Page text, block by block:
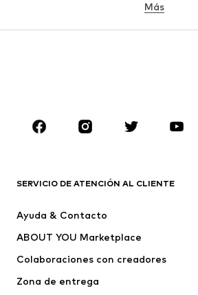
Ropa
Faldas
Blusas y
Zapatos
Deporte
Vestidos
Camisetas y tops
Chaquetas
Jerséis y
Ropa interior
Más
SERVICIO DE ATENCIÓN AL CLIENTE
Ayuda & Contacto
ABOUT YOU Marketplace
Colaboraciones con creadores
Zona de entrega